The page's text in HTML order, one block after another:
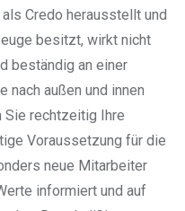
Credo herausstellt und
besitzt, wirkt nicht
beständig an einer
nach außen und innen
Sie rechtzeitig Ihre
Voraussetzung für die
neue Mitarbeiter
informiert und auf